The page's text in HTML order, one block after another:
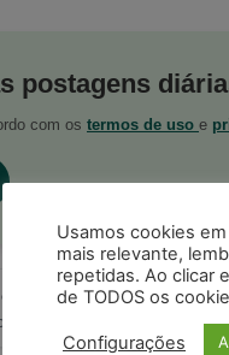
postagens
com os termos de uso e
Juristas no Google News
notícias jurídicas do Brasil
Usamos cookies
mais relevante,
repetidas. Ao clicar
de TODOS os
Configurações